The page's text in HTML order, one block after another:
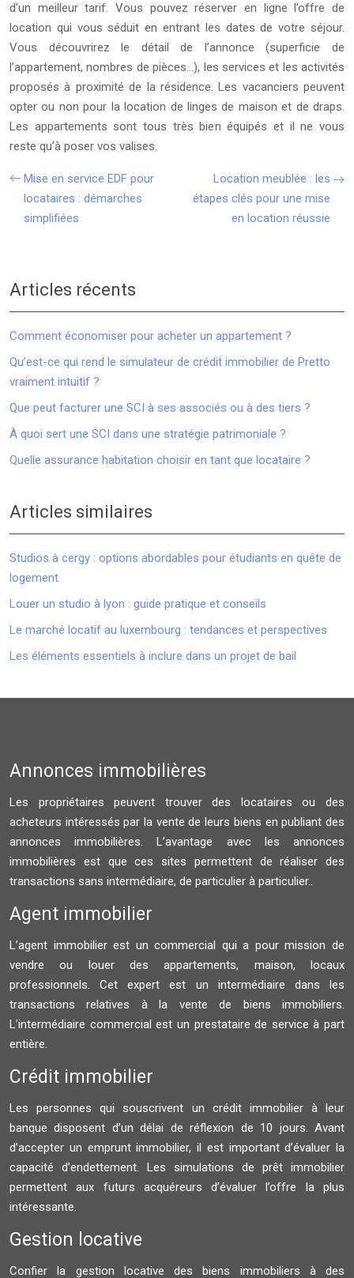
d’un meilleur tarif. Vous pouvez réserver en ligne l’offre de
location qui vous séduit en entrant les dates de votre séjour.
Vous découvrirez le détail de l’annonce (superficie de
l’appartement, nombres de pièces…), les services et les activités
proposés à proximité de la résidence. Les vacanciers peuvent
opter ou non pour la location de linges de maison et de draps.
Les appartements sont tous très bien équipés et il ne vous
reste qu’à poser vos valises.
Mise en service EDF pour
locataires : démarches
simplifiées
Location meublée : les
étapes clés pour une mise
en location réussie
Articles récents
Comment économiser pour acheter un appartement ?
Qu’est-ce qui rend le simulateur de crédit immobilier de Pretto
vraiment intuitif ?
Que peut facturer une SCI à ses associés ou à des tiers ?
À quoi sert une SCI dans une stratégie patrimoniale ?
Quelle assurance habitation choisir en tant que locataire ?
Articles similaires
Studios à cergy : options abordables pour étudiants en quête de
logement
Louer un studio à lyon : guide pratique et conseils
Le marché locatif au luxembourg : tendances et perspectives
Les éléments essentiels à inclure dans un projet de bail
Annonces immobilières
Les propriétaires peuvent trouver des locataires ou des
acheteurs intéressés par la vente de leurs biens en publiant des
annonces immobilières. L’avantage avec les annonces
immobilières est que ces sites permettent de réaliser des
transactions sans intermédiaire, de particulier à particulier..
Agent immobilier
L’agent immobilier est un commercial qui a pour mission de
vendre ou louer des appartements, maison, locaux
professionnels. Cet expert est un intermédiaire dans les
transactions relatives à la vente de biens immobiliers.
L’intermédiaire commercial est un prestataire de service à part
entière.
Crédit immobilier
Les personnes qui souscrivent un crédit immobilier à leur
banque disposent d’un délai de réflexion de 10 jours. Avant
d’accepter un emprunt immobilier, il est important d’évaluer la
capacité d’endettement. Les simulations de prêt immobilier
permettent aux futurs acquéreurs d’évaluer l’offre la plus
intéressante.
Gestion locative
Confier la gestion locative des biens immobiliers à des